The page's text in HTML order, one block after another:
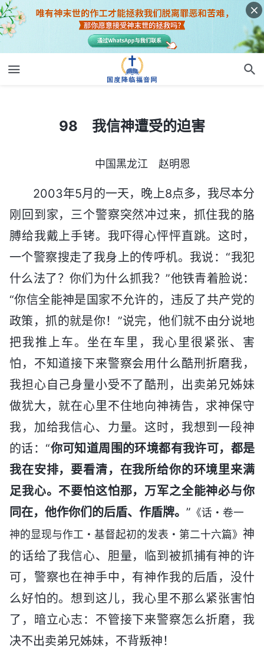
98 我信神遭受的迫害
中国黑龙江 赵明恩
2003年5月的一天，晚上8点多，我尽本分
刚回到家，三个警察突然冲过来，抓住我的胳
膊给我戴上手铐。我吓得心怦怦直跳。这时，
一个警察搜走了我身上的传呼机。我说：“我犯
什么法了？你们为什么抓我？”他铁青着脸说：
“你信全能神是国家不允许的，违反了共产党的
政策，抓的就是你！”说完，他们就不由分说地
把我推上车。坐在车里，我心里很紧张、害
怕，不知道接下来警察会用什么酷刑折磨我，
我担心自己身量小受不了酷刑，出卖弟兄姊妹
做犹大，就在心里不住地向神祷告，求神保守
我，加给我信心、力量。这时，我想到一段神
的话：“你可知道周围的环境都有我许可，都是
我在安排，要看清，在我所给你的环境里来满
足我心。不要怕这怕那，万军之全能神必与你
同在，他作你们的后盾、作盾牌。 ” 《话・卷一
神的显现与作工・基督起初的发表・第二十六篇》 神
的话给了我信心、胆量，临到被抓捕有神的许
可，警察也在神手中，有神作我的后盾，没什
么好怕的。想到这儿，我心里不那么紧张害怕
了，暗立心志：不管接下来警察怎么折磨，我
决不出卖弟兄姊妹，不背叛神！